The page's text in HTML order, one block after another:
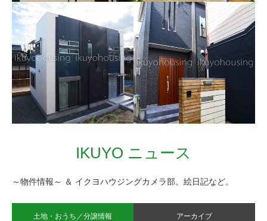
【注文住宅・堺市南区】
イクヨタウン庭代台～Tさ
ま邸～
黒と白のコントラストが映え
るＴさま邸♪お家の中は光をた
シュで統一されておられます♪
はご夫妻がみつけてお部屋の
ってもかわいい～
収納たっぷり自然光とゆ
ったり暮らすお家 ～
Reformいぶき野／Tさま
IKUYO ニュース
～物件情報～ ＆ イクヨハウジングカメラ部。絵日記など。
土地・おうち／分譲情報 アーカイブ